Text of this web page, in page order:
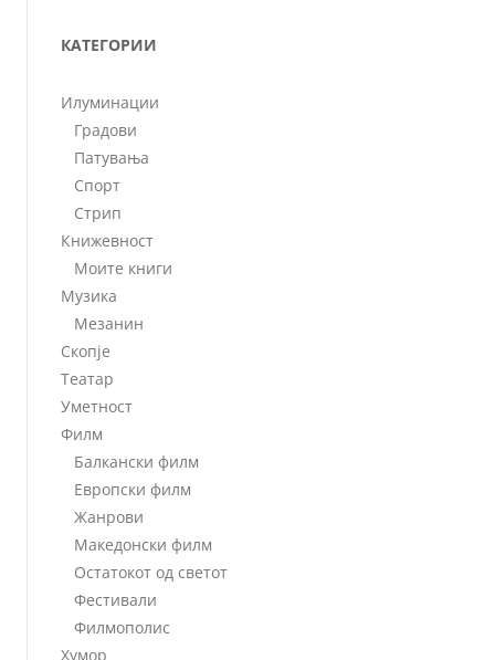
КАТЕГОРИИ
Илуминации
Градови
Патувања
Спорт
Стрип
Книжевност
Моите книги
Музика
Мезанин
Скопје
Театар
Уметност
Филм
Балкански филм
Европски филм
Жанрови
Македонски филм
Остатокот од светот
Фестивали
Филмополис
Хумор